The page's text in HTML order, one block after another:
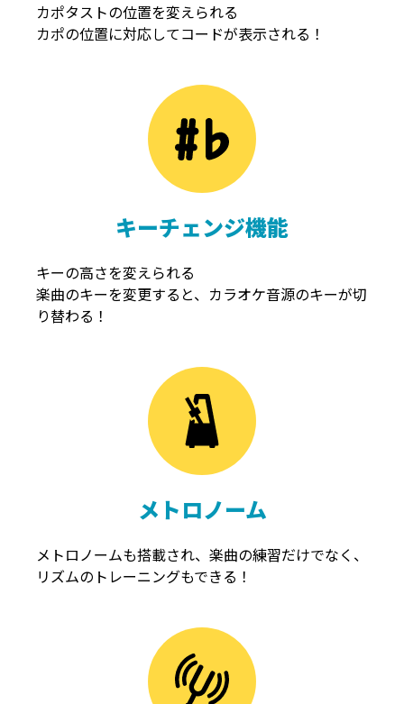
カポタストの位置を変えられる
カポの位置に対応してコードが表示される！
キーチェンジ機能
キーの高さを変えられる
楽曲のキーを変更すると、カラオケ音源のキーが切
り替わる！
メトロノーム
メトロノームも搭載され、楽曲の練習だけでなく、
リズムのトレーニングもできる！